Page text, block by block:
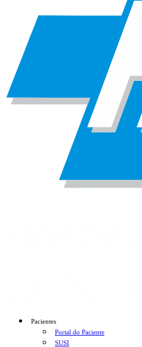
Pacientes
Portal do Paciente
SUSI